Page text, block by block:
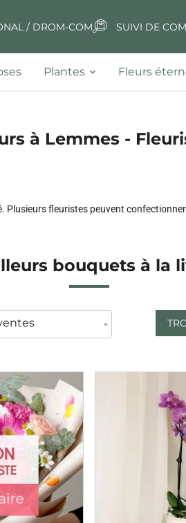
/ DROM-COM SUIVI DE
Plantes Fleurs
à Lemmes -
fleuristes peuvent
bouquets à la